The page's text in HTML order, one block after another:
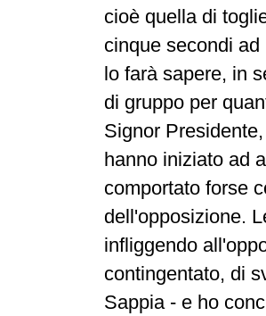
cioè quella di
cinque secondi
lo farà sapere, in
di gruppo per
Signor
hanno iniziato ad
comportato forse
dell'opposizione.
infliggendo
contingentato, di
Sappia - e ho